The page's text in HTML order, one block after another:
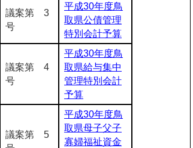
議案第 3
号
平成30年度鳥
取県公債管理
特別会計予算
議案第 4
号
平成30年度鳥
取県給与集中
管理特別会計
予算
議案第 5
平成30年度鳥
取県母子父子
寡婦福祉資金